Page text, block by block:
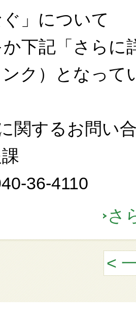
ぐ」について
下記「さらに
ンク）となって
関するお問い
36-4110
さ
<